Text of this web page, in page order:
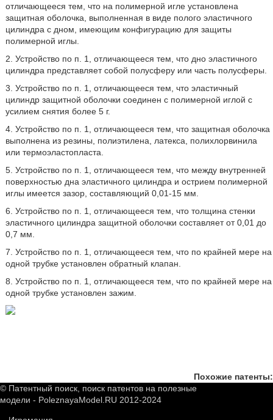
отличающееся тем, что на полимерной игле установлена
защитная оболочка, выполненная в виде полого эластичного
цилиндра с дном, имеющим конфигурацию для защиты
полимерной иглы.
2. Устройство по п. 1, отличающееся тем, что дно эластичного
цилиндра представляет собой полусферу или часть полусферы.
3. Устройство по п. 1, отличающееся тем, что эластичный
цилиндр защитной оболочки соединен с полимерной иглой с
усилием снятия более 5 г.
4. Устройство по п. 1, отличающееся тем, что защитная оболочка
выполнена из резины, полиэтилена, латекса, полихлорвинила
или термоэластопласта.
5. Устройство по п. 1, отличающееся тем, что между внутренней
поверхностью дна эластичного цилиндра и острием полимерной
иглы имеется зазор, составляющий 0,01-15 мм.
6. Устройство по п. 1, отличающееся тем, что толщина стенки
эластичного цилиндра защитной оболочки составляет от 0,01 до
0,7 мм.
7. Устройство по п. 1, отличающееся тем, что по крайней мере на
одной трубке установлен обратный клапан.
8. Устройство по п. 1, отличающееся тем, что по крайней мере на
одной трубке установлен зажим.
Похожие патенты:
© Патентный поиск, поиск патентов на полезные
модели - PoleznayaModel.RU 2012-2024